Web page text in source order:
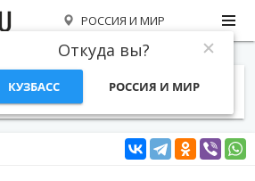
РОССИЯ И МИР
Откуда вы?
КУЗБАСС РОССИЯ И МИР
СТАТЬИ ТЕМЫ ФОТО